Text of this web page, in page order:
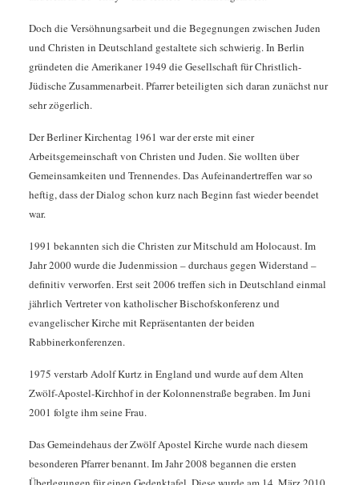
Doch die Versöhnungsarbeit und die Begegnungen zwischen Juden
und Christen in Deutschland gestaltete sich schwierig. In Berlin
gründeten die Amerikaner 1949 die Gesellschaft für Christlich-
Jüdische Zusammenarbeit. Pfarrer beteiligten sich daran zunächst nur
sehr zögerlich.
Der Berliner Kirchentag 1961 war der erste mit einer
Arbeitsgemeinschaft von Christen und Juden. Sie wollten über
Gemeinsamkeiten und Trennendes. Das Aufeinandertreffen war so
heftig, dass der Dialog schon kurz nach Beginn fast wieder beendet
war.
1991 bekannten sich die Christen zur Mitschuld am Holocaust. Im
Jahr 2000 wurde die Judenmission – durchaus gegen Widerstand –
definitiv verworfen. Erst seit 2006 treffen sich in Deutschland einmal
jährlich Vertreter von katholischer Bischofskonferenz und
evangelischer Kirche mit Repräsentanten der beiden
Rabbinerkonferenzen.
1975 verstarb Adolf Kurtz in England und wurde auf dem Alten
Zwölf-Apostel-Kirchhof in der Kolonnenstraße begraben. Im Juni
2001 folgte ihm seine Frau.
Das Gemeindehaus der Zwölf Apostel Kirche wurde nach diesem
besonderen Pfarrer benannt. Im Jahr 2008 begannen die ersten